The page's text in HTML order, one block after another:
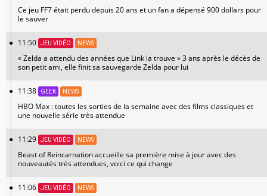
Ce jeu FF7 était perdu depuis 20 ans et un fan a dépensé 900 dollars pour
le sauver
11:50 JEU VIDÉO NEWS
« Zelda a attendu des années que Link la trouve » 3 ans après le décès de
son petit ami, elle finit sa sauvegarde Zelda pour lui
11:38 GEEK NEWS
HBO Max : toutes les sorties de la semaine avec des films classiques et
une nouvelle série très attendue
11:29 JEU VIDÉO NEWS
Beast of Reincarnation accueille sa première mise à jour avec des
nouveautés très attendues, voici ce qui change
11:06 JEU VIDÉO NEWS